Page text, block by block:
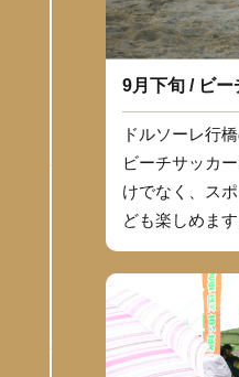
9月下旬 / ビ
ドルソーレ行
ビーチサッカ
けでなく、ス
ども楽しめます